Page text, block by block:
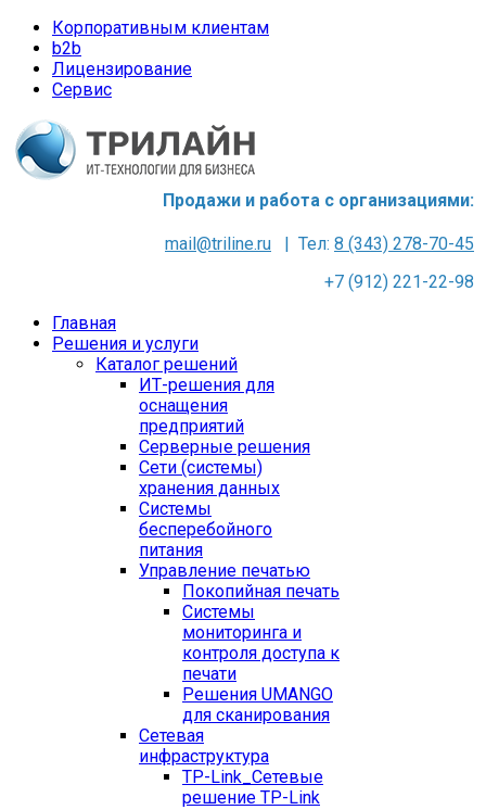
Корпоративным клиентам
b2b
Лицензирование
Сервис
Продажи и работа с организациями:
mail@triline.ru | Тел: 8 (343) 278-70-45
+7 (912) 221-22-98
Главная
Решения и услуги
Каталог решений
ИТ-решения для
оснащения
предприятий
Серверные решения
Сети (системы)
хранения данных
Системы
бесперебойного
питания
Управление печатью
Покопийная печать
Системы
мониторинга и
контроля доступа к
печати
Решения UMANGO
для сканирования
Сетевая
инфраструктура
TP-Link_ Сетевые
решение TP-Link